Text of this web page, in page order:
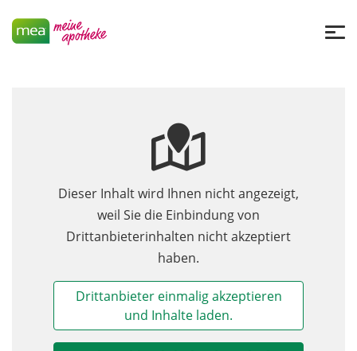
Dieser Inhalt wird Ihnen nicht angezeigt,
weil Sie die Einbindung von
Drittanbieterinhalten nicht akzeptiert
haben.
Drittanbieter einmalig akzeptieren
und Inhalte laden.